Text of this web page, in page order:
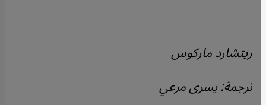
ريتشارد ماركوس
ترجمة: يسرى مرعي